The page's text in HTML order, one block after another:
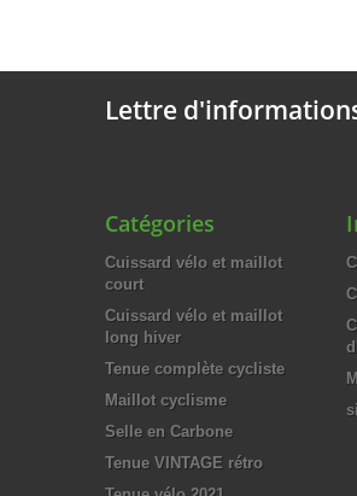
Lettre
Catégories
Cuissard vélo et maillot
court
Cuissard vélo et maillot
long hiver
Tenue complète cycliste
Maillot cyclisme
Selle en Carbone
Tenue VINTAGE rétro